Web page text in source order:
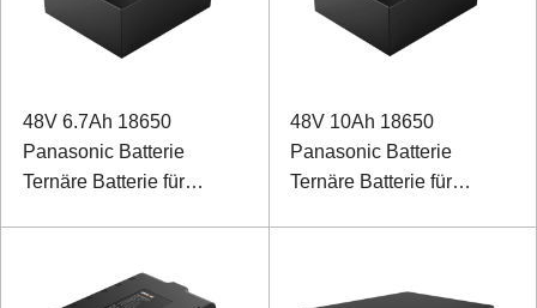
48V 6.7Ah 18650
Panasonic Batterie
Ternäre Batterie für
48V 10Ah 18650
Panasonic Batterie
Ternäre Batterie für